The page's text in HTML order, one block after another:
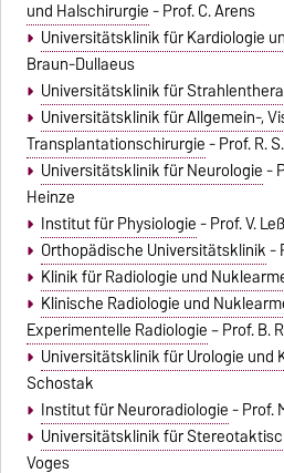
und Halschirurgie- Prof. C. Arens
Universitätsklinik für Kardiologie
Braun-Dullaeus
Universitätsklinik für
Universitätsklinik für Allgemein-,
Transplantationschirurgie- Prof. R.
Universitätsklinik für Neurologie-
Heinze
Institut für Physiologie- Prof. V.
Orthopädische Universitätsklinik-
Klinik für Radiologie und
Klinische Radiologie und
Experimentelle Radiologie– Prof. B.
Universitätsklinik für Urologie und
Schostak
Institut für Neuroradiologie- Prof.
Universitätsklinik für
Voges